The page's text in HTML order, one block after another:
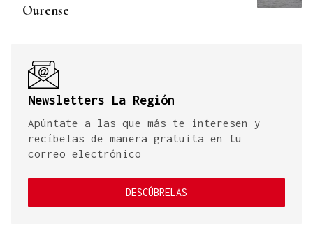
Ourense
Newsletters La Región
Apúntate a las que más te interesen y
recíbelas de manera gratuita en tu
correo electrónico
DESCÚBRELAS